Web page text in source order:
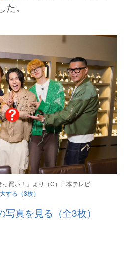
。
買い！』より（C）日本テレビ
する（3枚）
写真を見る（全3枚）